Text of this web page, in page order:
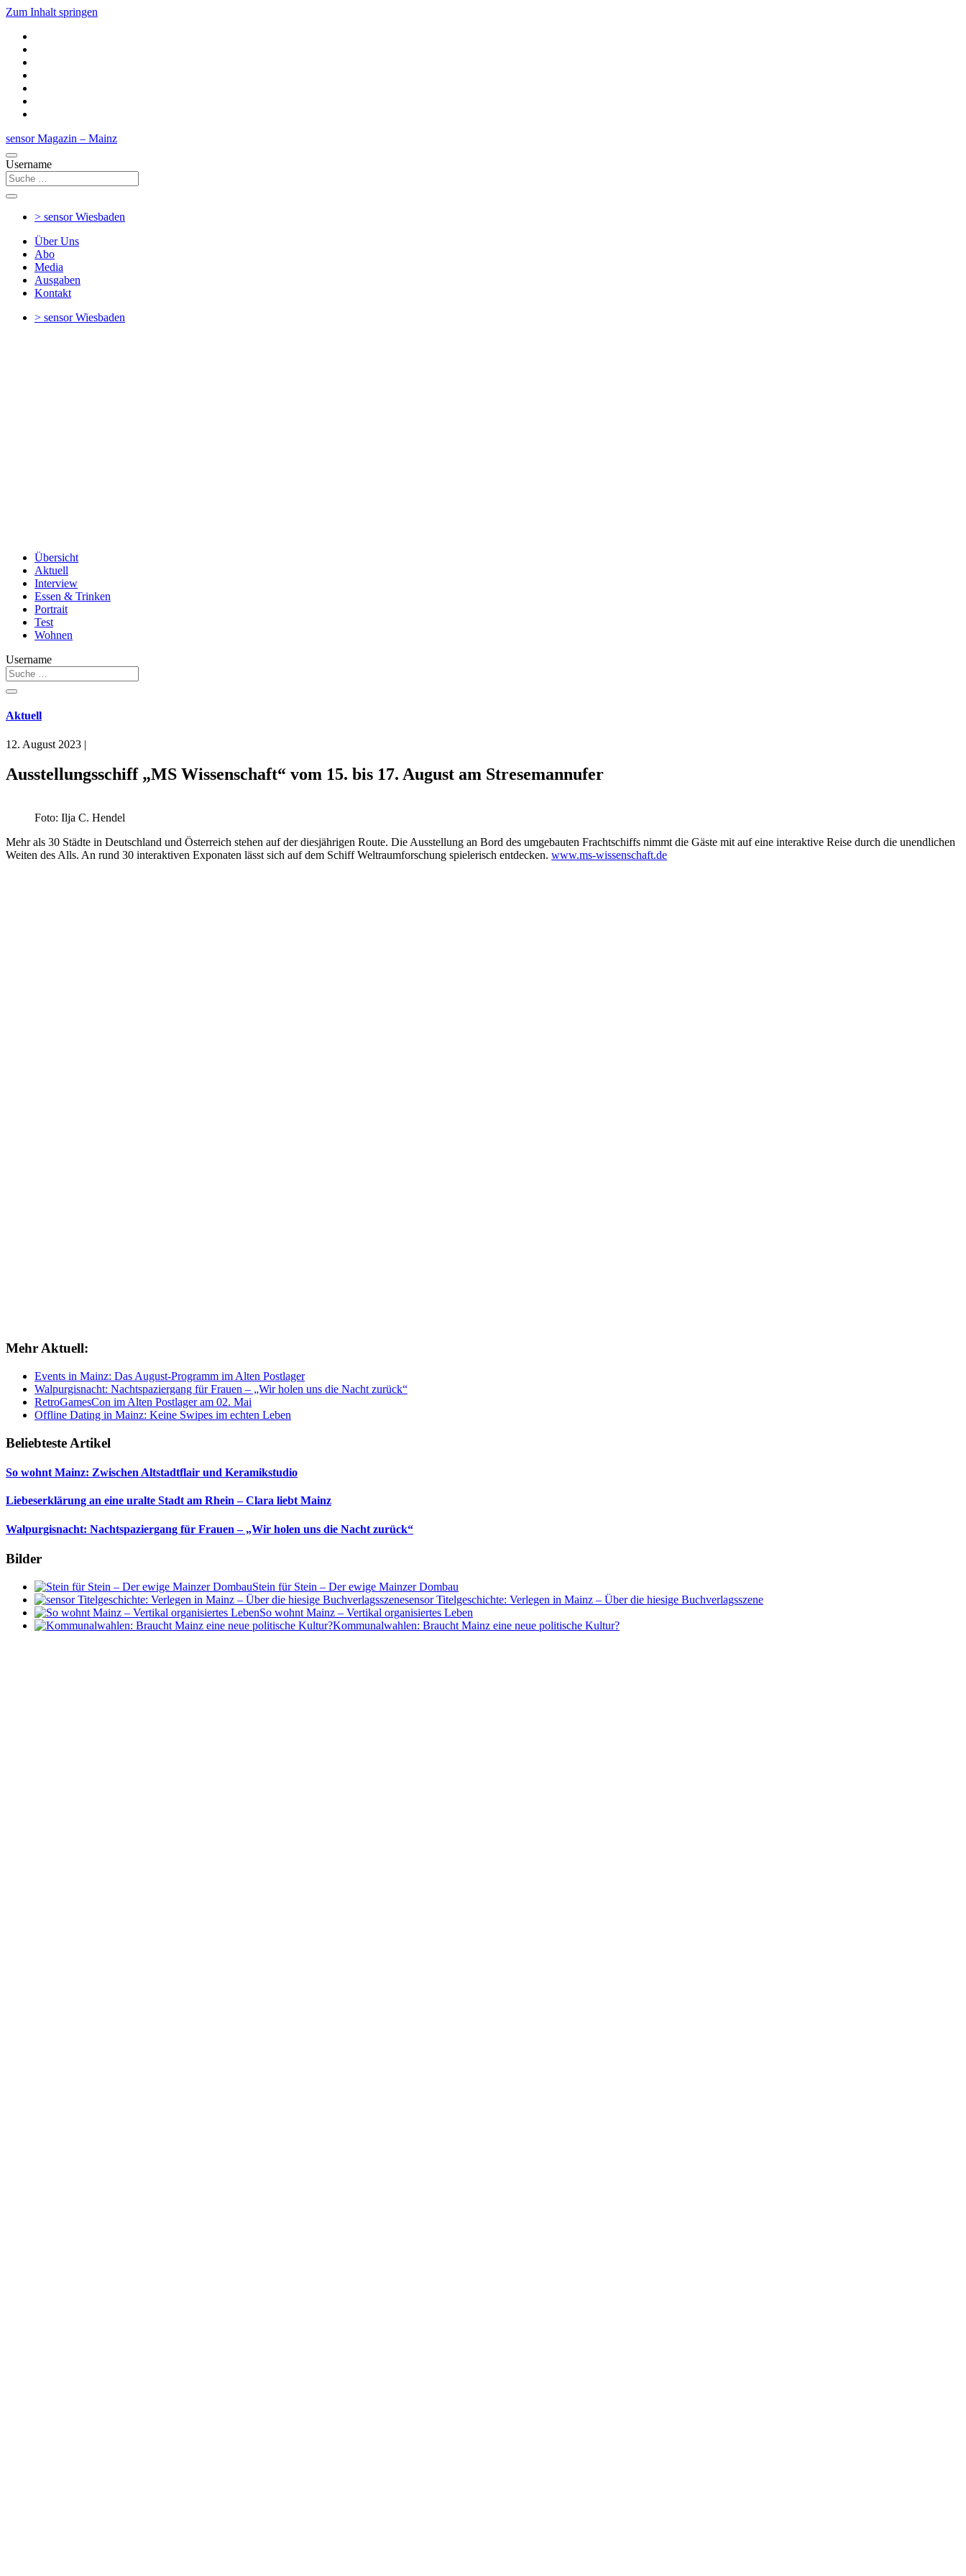
Zum Inhalt springen
sensor Magazin – Mainz
Username
> sensorWiesbaden
Über Uns
Abo
Media
Ausgaben
Kontakt
> sensorWiesbaden
Übersicht
Aktuell
Interview
Essen & Trinken
Portrait
Test
Wohnen
Username
Aktuell
12. August 2023 |
Ausstellungsschiff „MS Wissenschaft“ vom 15. bis 17. August am Stresemannufer
Foto: Ilja C. Hendel
Mehr als 30 Städte in Deutschland und Österreich stehen auf der diesjährigen Route. Die Ausstellung an Bord des umgebauten Frachtschiffs nimmt die Gäste mit auf eine interaktive Reise durch die unendlichen
Weiten des Alls. An rund 30 interaktiven Exponaten lässt sich auf dem Schiff Weltraumforschung spielerisch entdecken. www.ms-wissenschaft.de
Mehr Aktuell:
Events in Mainz: Das August-Programm im Alten Postlager
Walpurgisnacht: Nachtspaziergang für Frauen – „Wir holen uns die Nacht zurück“
RetroGamesCon im Alten Postlager am 02. Mai
Offline Dating in Mainz: Keine Swipes im echten Leben
Beliebteste Artikel
So wohnt Mainz: Zwischen Altstadtflair und Keramikstudio
Liebeserklärung an eine uralte Stadt am Rhein – Clara liebt Mainz
Walpurgisnacht: Nachtspaziergang für Frauen – „Wir holen uns die Nacht zurück“
Bilder
Stein für Stein – Der ewige Mainzer Dombau
sensor Titelgeschichte: Verlegen in Mainz – Über die hiesige Buchverlagsszene
So wohnt Mainz – Vertikal organisiertes Leben
Kommunalwahlen: Braucht Mainz eine neue politische Kultur?